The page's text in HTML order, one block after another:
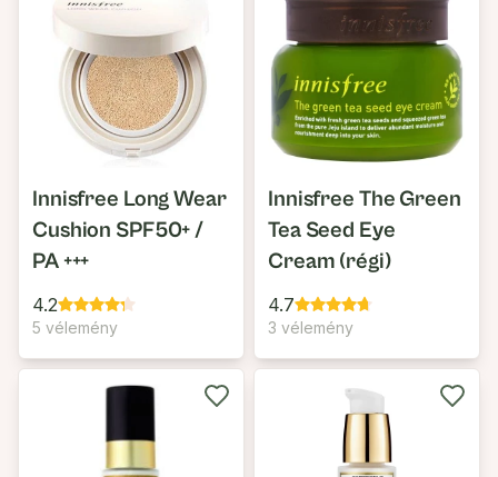
Innisfree Long Wear
Cushion SPF50+ /
PA +++
4.2
5 vélemény
Innisfree The Green
Tea Seed Eye
Cream (régi)
4.7
3 vélemény